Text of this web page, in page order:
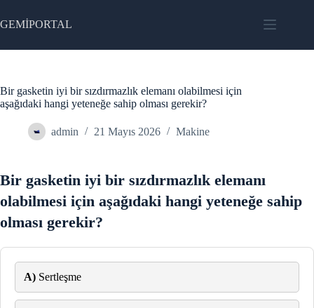
to
content
GEMİPORTAL
Bir gasketin iyi bir sızdırmazlık elemanı olabilmesi için
aşağıdaki hangi yeteneğe sahip olması gerekir?
admin 21 Mayıs 2026 Makine
Bir gasketin iyi bir sızdırmazlık elemanı
olabilmesi için aşağıdaki hangi yeteneğe sahip
olması gerekir?
A) Sertleşme